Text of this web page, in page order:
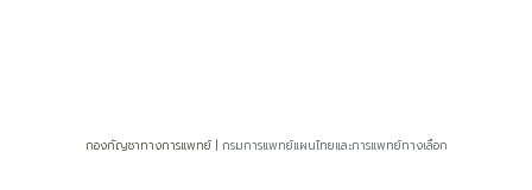
กองกัญชาทางการแพทย์ | กรมการแพทย์แผนไทยและการแพทย์ทางเลือก